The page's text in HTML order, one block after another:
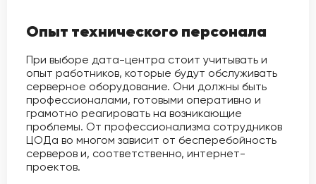
Опыт технического персонала
При выборе дата-центра стоит учитывать и
опыт работников, которые будут обслуживать
серверное оборудование. Они должны быть
профессионалами, готовыми оперативно и
грамотно реагировать на возникающие
проблемы. От профессионализма сотрудников
ЦОДа во многом зависит от бесперебойность
серверов и, соответственно, интернет-
проектов.